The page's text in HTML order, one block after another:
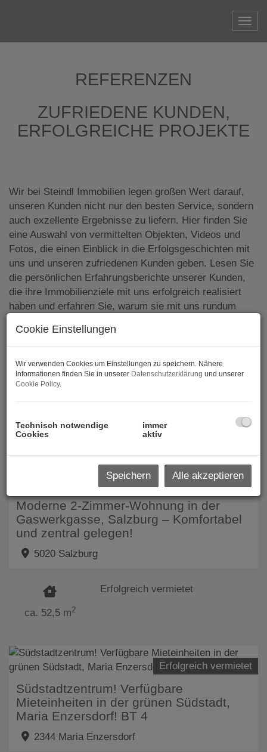
REFERENZEN
ZUFRIEDENE KUNDEN,
ERFOLGREICHE PROJEKTE
Wir bei Steindl Immobilien legen großen Wert darauf,
unseren Kunden nicht nur den besten Service, sondern
auch exzellente Ergebnisse zu liefern. Hier finden Sie
eine Auswahl von vermittelten Objekten, Videos und
Fotos, die einen Einblick in die Erfolgsgeschichten mit
uns und unseren zufriedenen Kunden geben. Lesen Sie
die persönlichen Erfahrungsberichte unserer Kunden,
die ihre Immobilienziele mit uns erfolgreich realisiert
haben und erfahren Sie, warum sie mit uns rundum
REFERENZEN - OBJEKTE
3
Erfolgreich vermietet
Moderne 2-Zimmer-Wohnung in der
Gaswerkgasse, Salzburg – Komfortabel
und zentral gelegen!
5020 Salzburg
ca. 52,5 m2
Erfolgreich vermietet
Erfolgreich vermietet
Südstadtzentrum! Verfügbare
Mieteinheiten in der grünen Südstadt,
Maria Enzersdorf! BT 4
2344 Maria Enzersdorf
Cookie Einstellungen
Wir verwenden Cookies um Einstellungen zu speichern. Nähere
Informationen finden Sie in unserer Datenschutzerklärung und unserer
Cookie Policy.
Technisch notwendige
Cookies
immer
aktiv
Speichern Alle akzeptieren